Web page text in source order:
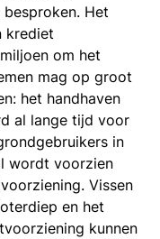
Het
krediet
om het
mag op groot
het handhaven
al lange tijd voor
in
wordt voorzien
Vissen
en het
kunnen